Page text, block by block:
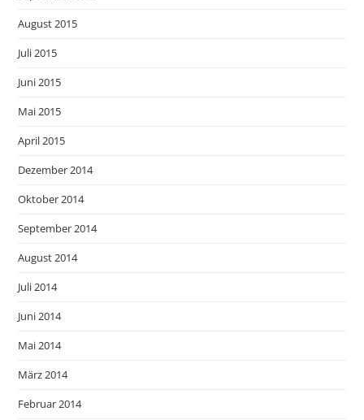
August 2015
Juli 2015
Juni 2015
Mai 2015
April 2015
Dezember 2014
Oktober 2014
September 2014
August 2014
Juli 2014
Juni 2014
Mai 2014
März 2014
Februar 2014